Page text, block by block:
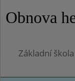
Obnova
Základní